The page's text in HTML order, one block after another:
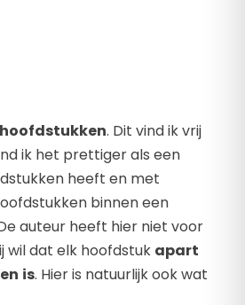
. Dit vind ik vrij
ik het prettiger als een
heeft en met
binnen een
auteur heeft hier niet voor
wil dat elk hoofdstuk apart
is. Hier is natuurlijk ook wat